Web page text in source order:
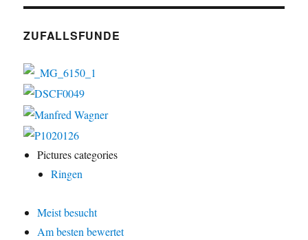
ZUFALLSFUNDE
Pictures categories
Ringen
Meist besucht
Am besten bewertet